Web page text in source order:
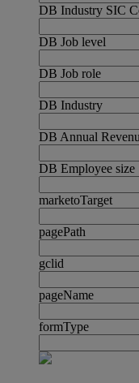
DB Industry SIC
DB Job level
DB Job role
DB Industry
DB Annual
DB Employee size
marketoTarget
pagePath
gclid
pageName
formType